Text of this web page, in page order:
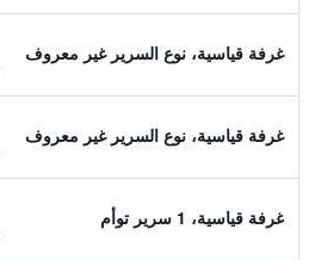
غرفة قياسية، نوع السرير غير معروف
غرفة قياسية، نوع السرير غير معروف
غرفة قياسية، 1 سرير توأم